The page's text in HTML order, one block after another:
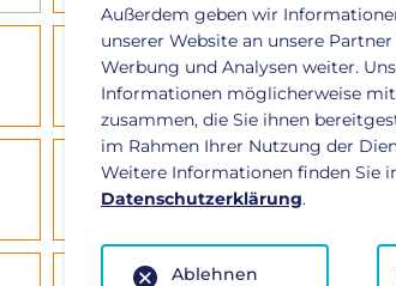
10:00 - 10:45
Rückenfit
11:10 - 11:55
Easy Step
11:00 - 11:45
Top Fit
17:00 - 17:45
Starke Mitte
Außerdem geben wir
unserer Website an unsere
Werbung und Analysen weiter.
Informationen möglicherweise
zusammen, die Sie ihnen
im Rahmen Ihrer Nutzung der
Weitere Informationen finden Sie
Datenschutzerklärung.
Ablehnen